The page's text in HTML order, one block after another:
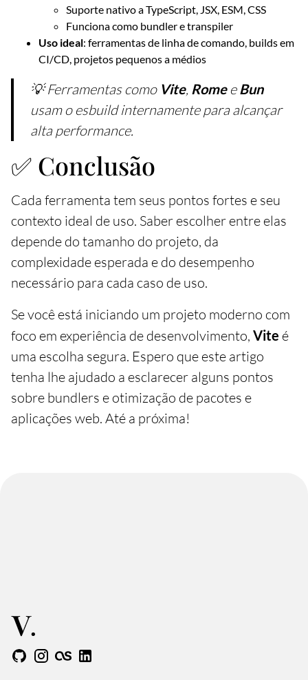
Suporte nativo a TypeScript, JSX, ESM, CSS
Funciona como bundler e transpiler
Uso ideal: ferramentas de linha de comando, builds em
CI/CD, projetos pequenos a médios
💡 Ferramentas como Vite, RomeeBun
usam o esbuild internamente para alcançar
alta performance.
✅ Conclusão
Cada ferramenta tem seus pontos fortes e seu
contexto ideal de uso. Saber escolher entre elas
depende do tamanho do projeto, da
complexidade esperada e do desempenho
necessário para cada caso de uso.
Se você está iniciando um projeto moderno com
foco em experiência de desenvolvimento, Vite é
uma escolha segura. Espero que este artigo
tenha lhe ajudado a esclarecer alguns pontos
sobre bundlers e otimização de pacotes e
aplicações web. Até a próxima!